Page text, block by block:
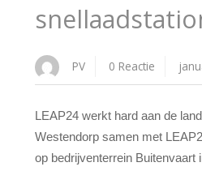
PV 0 Reactie
LEAP24 werkt hard aan de
Westendorp samen met
op bedrijventerrein